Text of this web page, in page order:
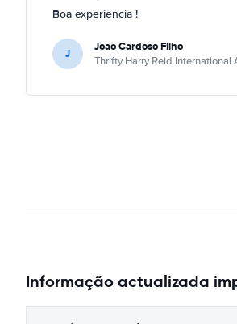
Boa experiencia !
J Joao Cardoso Filho
Thrifty Harry Reid International
Informação actualizada